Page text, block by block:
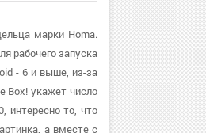
марки Homa.
рабочего запуска
- 6 и выше, из-за
Box! укажет число
интересно то, что
а вместе с